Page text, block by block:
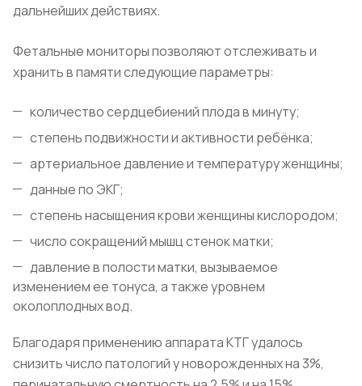
дальнейших действиях.
Фетальные мониторы позволяют отслеживать и
хранить в памяти следующие параметры:
количество сердцебиений плода в минуту;
степень подвижности и активности ребёнка;
артериальное давление и температуру женщины;
данные по ЭКГ;
степень насыщения крови женщины кислородом;
число сокращений мышц стенок матки;
давление в полости матки, вызываемое
изменением ее тонуса, а также уровнем
околоплодных вод.
Благодаря применению аппарата КТГ удалось
снизить число патологий у новорожденных на 3%,